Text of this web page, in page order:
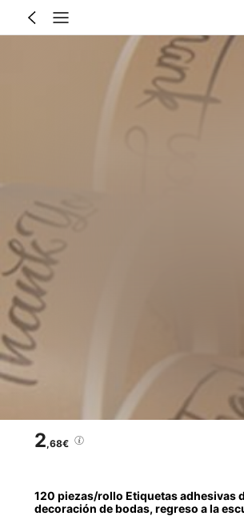
2,68€
120 piezas/rollo Etiquetas adhesivas
decoración de bodas, regreso a la